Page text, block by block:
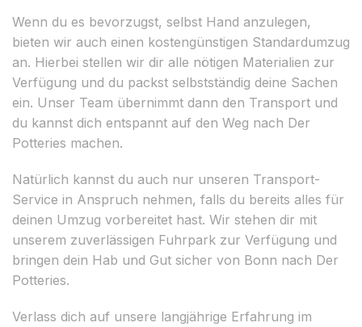
Wenn du es bevorzugst, selbst Hand anzulegen,
bieten wir auch einen kostengünstigen Standardumzug
an. Hierbei stellen wir dir alle nötigen Materialien zur
Verfügung und du packst selbstständig deine Sachen
ein. Unser Team übernimmt dann den Transport und
du kannst dich entspannt auf den Weg nach Der
Potteries machen.
Natürlich kannst du auch nur unseren Transport-
Service in Anspruch nehmen, falls du bereits alles für
deinen Umzug vorbereitet hast. Wir stehen dir mit
unserem zuverlässigen Fuhrpark zur Verfügung und
bringen dein Hab und Gut sicher von Bonn nach Der
Potteries.
Verlass dich auf unsere langjährige Erfahrung im